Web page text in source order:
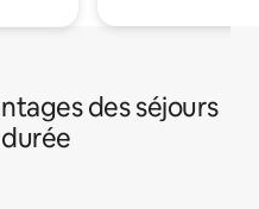
des séjours